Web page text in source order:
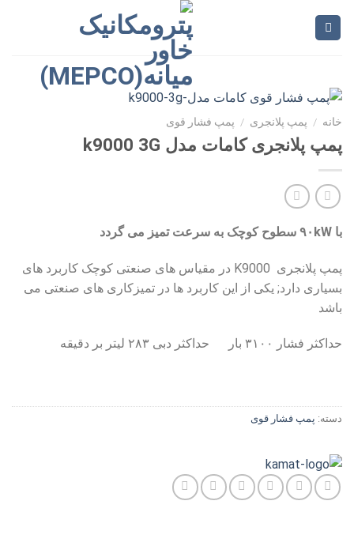
خانه / پمپ پلانجری / پمپ فشار قوی
پمپ پلانجری کامات مدل k9000 3G
با ۹۰kW سطوح کوچک به سرعت تمیز می گردد
پمپ پلانجری K9000 در مقیاس های صنعتی کوچک کاربرد های
بسیاری دارد; یکی از این کاربرد ها در تمیزکاری های صنعتی می
باشد
حداکثر فشار ۳۱۰۰ بار حداکثر دبی ۲۸۳ لیتر بر دقیقه
دسته: پمپ فشار قوی